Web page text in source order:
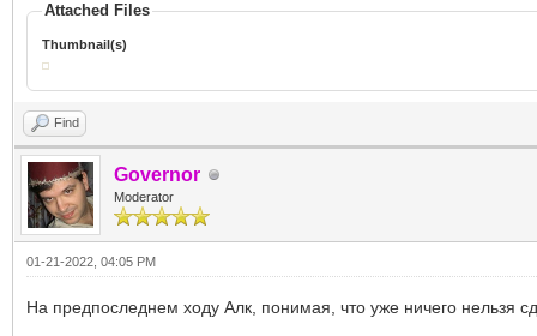
Attached Files
Thumbnail(s)
Find
Governor
Moderator
01-21-2022, 04:05 PM
На предпоследнем ходу Алк, понимая, что уже ничего нельзя